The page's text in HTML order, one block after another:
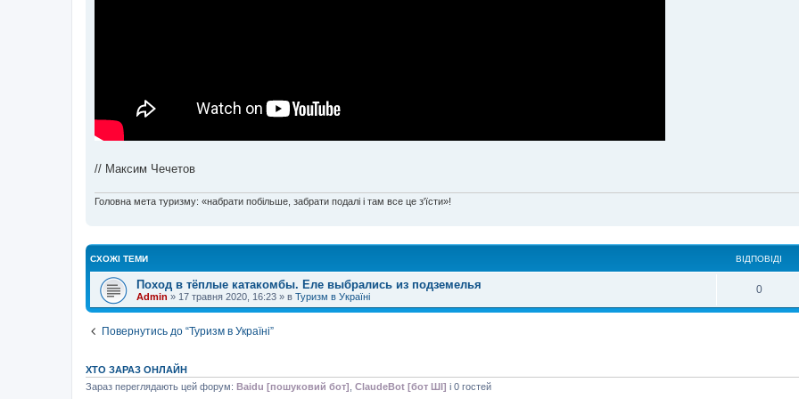
// Максим Чечетов
Головна мета туризму: «набрати побільше, забрати подалі і там все це з'їсти»!
СХОЖІ ТЕМИ ВІДПОВІДІ
Поход в тёплые катакомбы. Еле выбрались из подземелья
Admin » 17 травня 2020, 16:23 » в Туризм в Україні
0
Повернутись до “Туризм в Україні”
ХТО ЗАРАЗ ОНЛАЙН
Зараз переглядають цей форум: Baidu [пошуковий бот] , ClaudeBot [бот ШІ] і 0 гостей